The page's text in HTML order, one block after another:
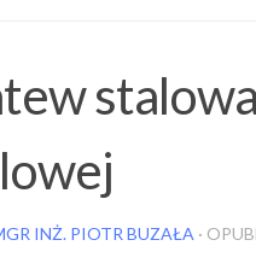
INŻ. PIOTR BUZAŁA ·